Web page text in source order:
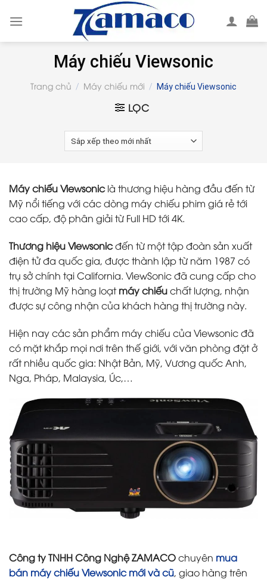
Máy chiếu Viewsonic
Trang chủ / Máy chiếu mới / Máy chiếu Viewsonic
LỌC
Máy chiếu Viewsoniclà thương hiệu hàng đầu đến từ
Mỹ nổi tiếng với các dòng máy chiếu phim giá rẻ tới
cao cấp, độ phân giải từ Full HD tới 4K.
Thương hiệu Viewsonicđến từ một tập đoàn sản xuất
điện tử đa quốc gia, được thành lập từ năm 1987 có
trụ sở chính tại California. ViewSonic đã cung cấp cho
thị trường Mỹ hàng loạtmáy chiếuchất lượng, nhận
được sự công nhận của khách hàng thị trường này.
Hiện nay các sản phẩm máy chiếu của Viewsonic đã
có mặt khắp mọi nơi trên thế giới, với văn phòng đặt ở
rất nhiều quốc gia: Nhật Bản, Mỹ, Vương quốc Anh,
Nga, Pháp, Malaysia, Úc,…
Công ty TNHH Công Nghệ ZAMACOchuyên mua
bán máy chiếu Viewsonic mới và cũ, giao hàng trên